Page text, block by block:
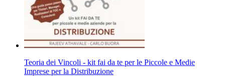
Teoria dei Vincoli - kit fai da te per le Piccole e Medie
Imprese per la Distribuzione